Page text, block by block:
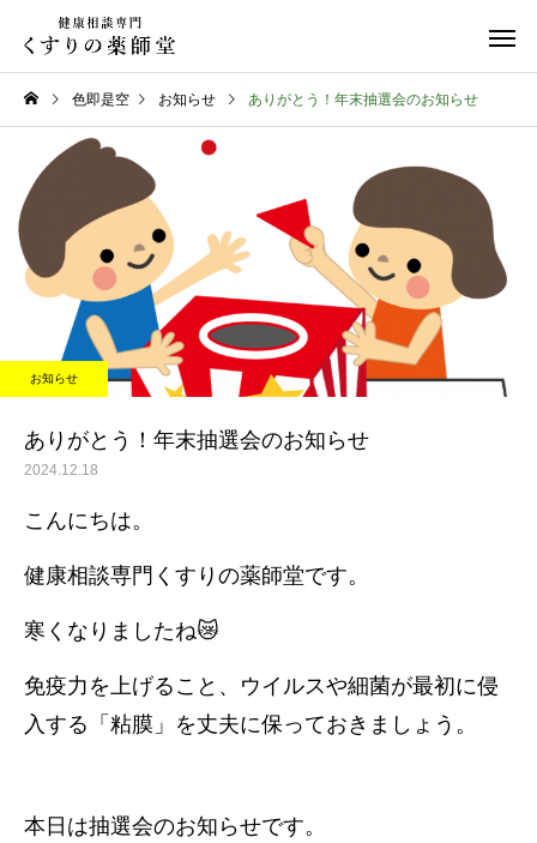
日常のこと
熊本県代表有明高校、初戦
突破おめでとう！
日常のこと
令和８年熊本地震
色即是空 お知らせ ありがとう！年末抽選会のお知らせ
お知らせ
ありがとう！年末抽選会のお知らせ
2024.12.18
こんにちは。
健康相談専門くすりの薬師堂です。
寒くなりましたね😿
免疫力を上げること、ウイルスや細菌が最初に侵
入する「粘膜」を丈夫に保っておきましょう。
本日は抽選会のお知らせです。